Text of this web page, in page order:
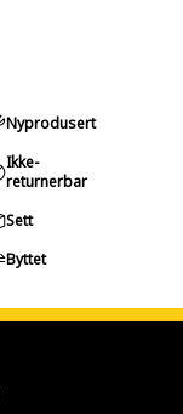
Nyprodusert
Ikke-
returnerbar
Sett
Byttet